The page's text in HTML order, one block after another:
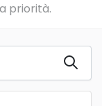
priorità.